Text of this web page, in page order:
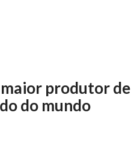
produtor de
do mundo